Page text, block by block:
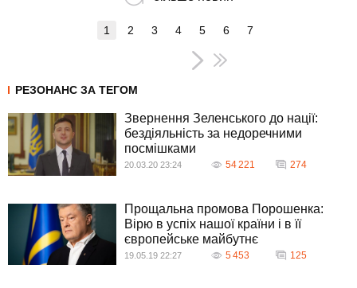
1 2 3 4 5 6 7
РЕЗОНАНС ЗА ТЕГОМ
Звернення Зеленського до нації:
бездіяльність за недоречними
посмішками
20.03.20 23:24 54 221 274
Прощальна промова Порошенка:
Вірю в успіх нашої країни і в її
європейське майбутнє
19.05.19 22:27 5 453 125